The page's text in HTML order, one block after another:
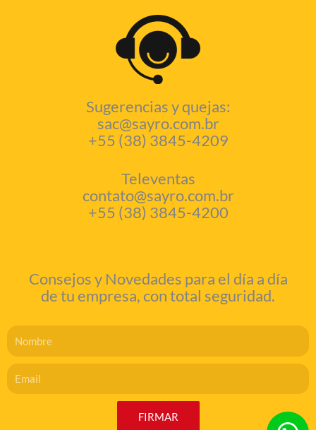
Sugerencias y quejas:
sac@sayro.com.br
+55 (38) 3845-4209
Televentas
contato@sayro.com.br
+55 (38) 3845-4200
Consejos y Novedades para el día a día
de tu empresa, con total seguridad.
FIRMAR